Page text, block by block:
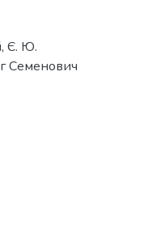
Є. Ю.
Семенович